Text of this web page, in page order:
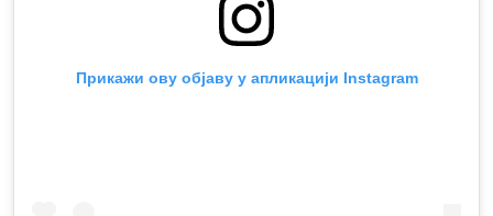
Прикажи ову објаву у апликацији Instagram